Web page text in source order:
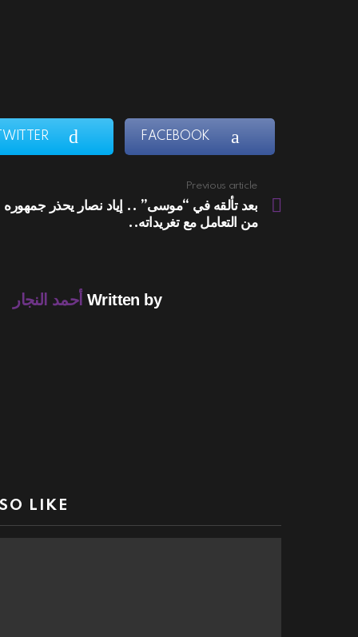
FACEBOOK
more
Previous article
بعد تألقه في “موسى” .. إياد نصار يحذر جمهوره
من التعامل مع تغريداته..
Written by أحمد النجار
LIKE